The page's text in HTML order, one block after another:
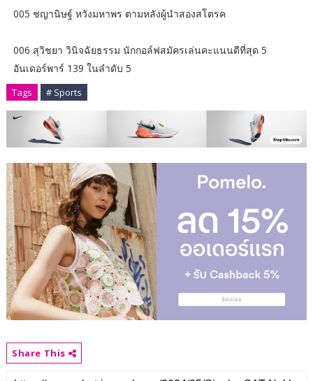
005 ชญานิษฐ์ หวังมหาพร ตามหลังผู้นำสองสโตรค
006 สุวิชยา วินิจฉัยธรรม นักกอล์ฟสมัครเล่นคะแนนดีที่สุด 5
อันเดอร์พาร์ 139 ในลำดับ 5
Tags # Sports
Share This